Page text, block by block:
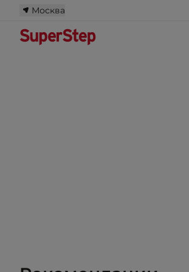
Москва